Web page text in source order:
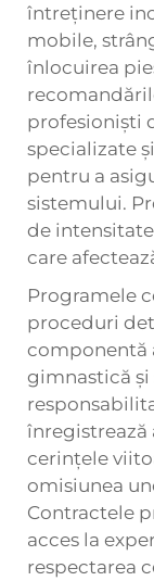
întreținere
mobile,
înlocuirea
profesioniști
specializate
pentru a
sistemului.
de
care
Programele
proceduri
componentă
gimnastică
înregistrează
cerințele
omisiunea
Contractele
acces la
respectarea